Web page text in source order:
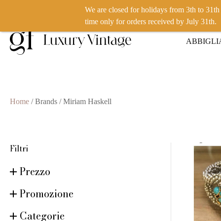
VUOI VENDERE UN PRODOTTO? CLICCA QUI
Home / Brands / Miriam Haskell
Filtri
Prezzo
Promozione
Categorie
We are closed for holidays from 3th to
time only for orders received by July 31th.